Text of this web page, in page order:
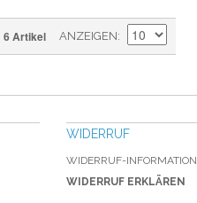
6 Artikel ANZEIGEN
WIDERRUF
WIDERRUF-INFORMATION
WIDERRUF ERKLÄREN